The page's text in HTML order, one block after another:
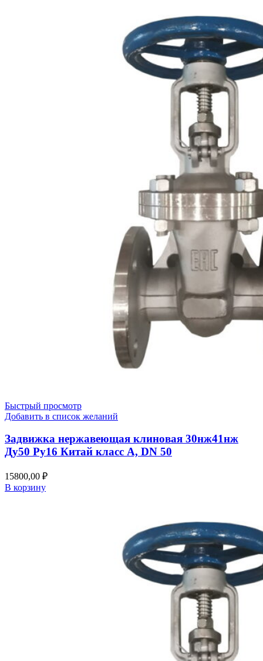
Быстрый просмотр
Добавить в список желаний
Задвижка нержавеющая клиновая 30нж41нж
Ду50 Ру16 Китай класс А, DN 50
15800,00 ₽
В корзину